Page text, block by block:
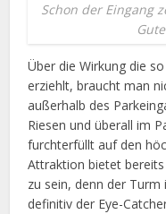
Schon der Eingang
Über die Wirkung die
erziehlt, braucht man
außerhalb des
Riesen und überall im
furchterfüllt auf den
Attraktion bietet
zu sein, denn der
definitiv der Eye-